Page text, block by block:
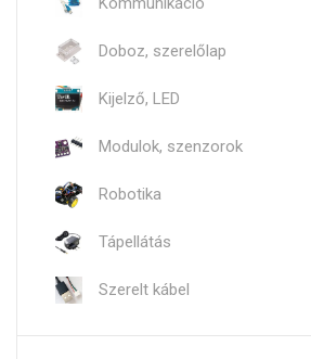
Doboz, szerelőlap
Kijelző, LED
Modulok, szenzorok
Robotika
Tápellátás
Szerelt kábel